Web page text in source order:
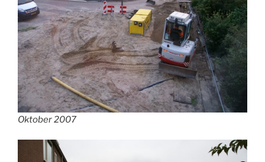
Oktober 2007